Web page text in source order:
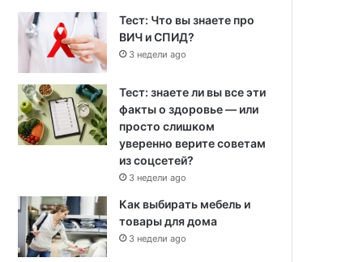
Тест: Что вы знаете про
ВИЧ и СПИД?
3 недели ago
Тест: знаете ли вы все эти
факты о здоровье — или
просто слишком
уверенно верите советам
из соцсетей?
3 недели ago
Как выбирать мебель и
товары для дома
3 недели ago